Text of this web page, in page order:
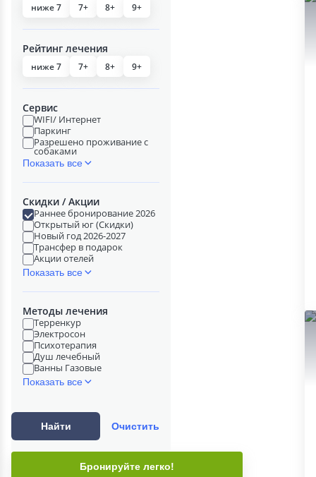
ниже 7 7+ 8+ 9+
Рейтинг лечения
ниже 7 7+ 8+ 9+
Сервис
WIFI/ Интернет
Паркинг
Разрешено проживание с
собаками
Показать все
Скидки / Акции
Раннее бронирование 2026
Открытый юг (Скидки)
Новый год 2026-2027
Трансфер в подарок
Акции отелей
Показать все
Методы лечения
Терренкур
Электросон
Психотерапия
Душ лечебный
Ванны Газовые
Показать все
Найти Очистить
Бронируйте легко!